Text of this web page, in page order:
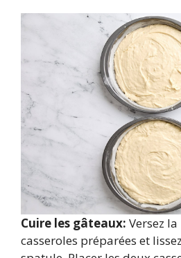
Cuire les gâteaux: Versez
casseroles préparées et